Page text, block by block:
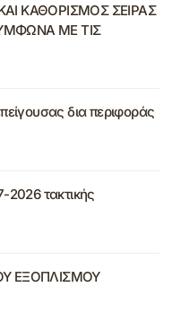
ΚΑΘΟΡΙΣΜΟΣ ΣΕΙΡΑΣ
ΜΕ ΤΙΣ
δια περιφοράς
τακτικής
ΕΞΟΠΛΙΣΜΟΥ